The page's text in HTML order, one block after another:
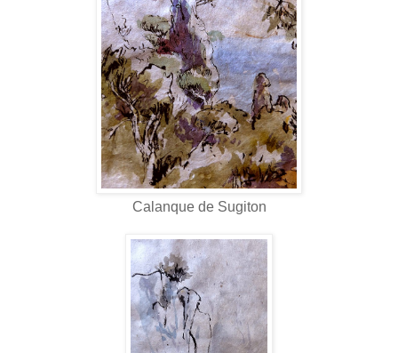
Calanque de Sugiton